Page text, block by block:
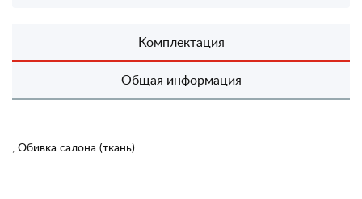
Комплектация
Общая информация
, Обивка салона (ткань)